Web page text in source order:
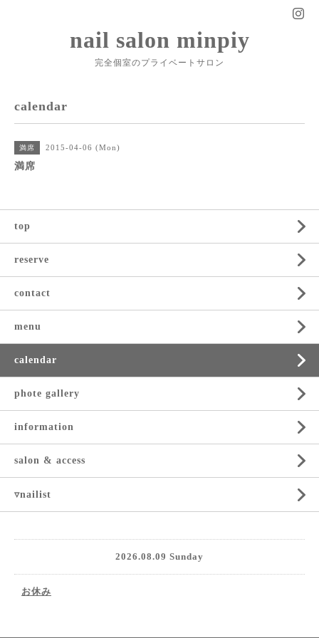
nail salon minpiy
完全個室のプライベートサロン
calendar
満席 2015-04-06 (Mon)
満席
top
reserve
contact
menu
calendar
phote gallery
information
salon & access
▿nailist
2026.08.09 Sunday
お休み